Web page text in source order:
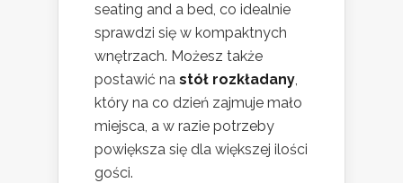
seating and a bed, co idealnie
sprawdzi się w kompaktnych
wnętrzach. Możesz także
postawić na stół rozkładany,
który na co dzień zajmuje mało
miejsca, a w razie potrzeby
powiększa się dla większej ilości
gości.